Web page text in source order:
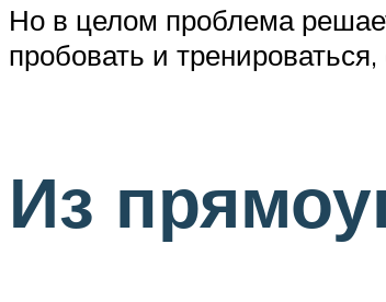
Но в целом проблема
пробовать и
Из